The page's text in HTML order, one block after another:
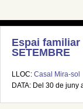
Espai familiar
SETEMBRE
LLOC: Casal Mira-sol
DATA: Del 30 de